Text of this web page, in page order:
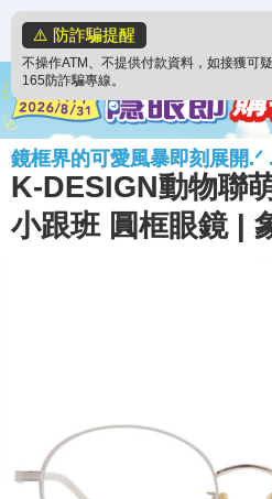
⚠️ 防詐騙提醒
不操作ATM、不提供付款資料，如接獲可
165防詐騙專線。
鏡框界的可愛風暴即刻展開.ᐟ
K-DESIGN動物聯
小跟班 圓框眼鏡 |